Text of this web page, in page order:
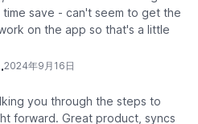
save - can't seem to get the
on the app so that's a little
2024年9月16日
you through the steps to
forward. Great product, syncs